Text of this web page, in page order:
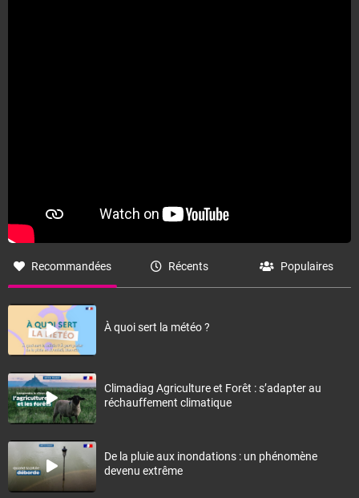
Recommandées Récents Populaires
À quoi sert la météo ?
Climadiag Agriculture et Forêt : s’adapter au
réchauffement climatique
De la pluie aux inondations : un phénomène
devenu extrême